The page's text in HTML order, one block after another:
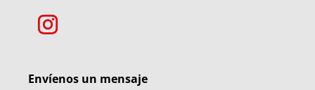
Envíenos un mensaje